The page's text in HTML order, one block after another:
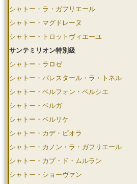
シャトー・ラ・ガフリエール
シャトー・マグドレーヌ
シャトー・トロットヴィエーユ
サンテミリオン特別級
シャトー・ラロゼ
シャトー・バレスタール・ラ・トネル
シャトー・ベルフォン・ベルシエ
シャトー・ベルガ
シャトー・ベルリケ
シャトー・カデ・ピオラ
シャトー・カノン・ラ・ガフリエール
シャトー・カプ・ド・ムルラン
シャトー・ショーヴァン